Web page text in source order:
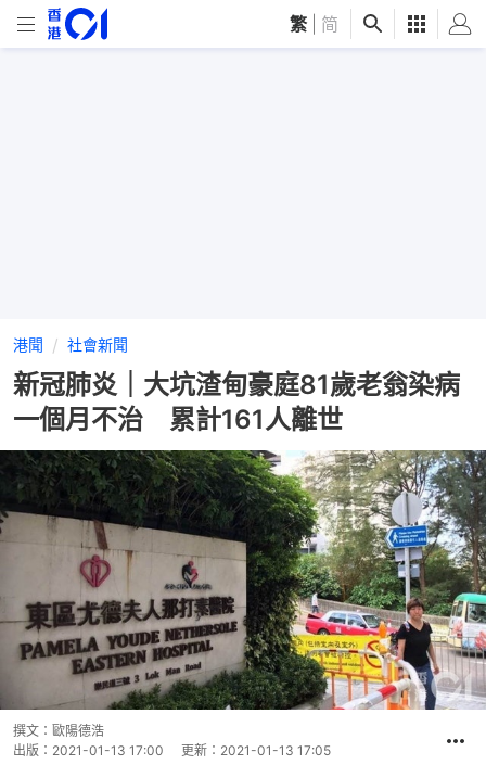
繁 简
港聞 社會新聞
新冠肺炎｜大坑渣甸豪庭81歲老翁染病
一個月不治 累計161人離世
撰文： 歐陽德浩
出版： 2021-01-13 17:00 更新： 2021-01-13 17:05